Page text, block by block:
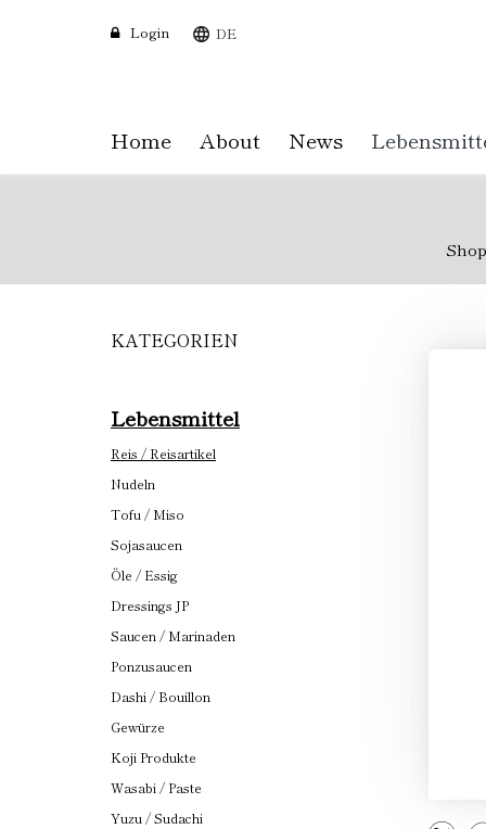
DE
Login
Home About News
Shop
KATEGORIEN
Lebensmittel
Reis / Reisartikel
Nudeln
Tofu / Miso
Sojasaucen
Öle / Essig
Dressings JP
Saucen / Marinaden
Ponzusaucen
Dashi / Bouillon
Gewürze
Koji Produkte
Wasabi / Paste
Yuzu / Sudachi